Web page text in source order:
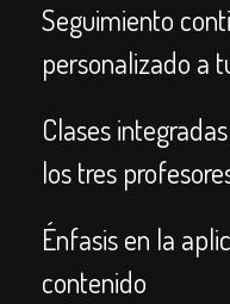
Seguimiento
personalizado a
Clases
los tres
Énfasis en la
contenido